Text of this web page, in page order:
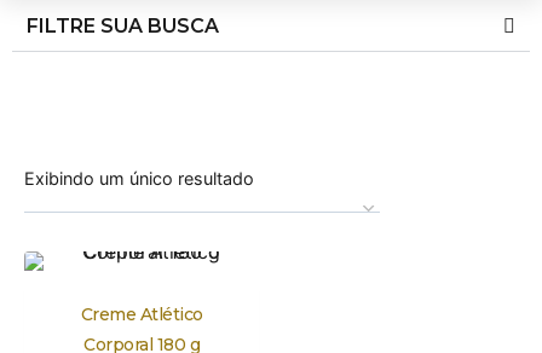
FILTRE SUA BUSCA
Exibindo um único resultado
Creme Atlético
Corporal 180 g